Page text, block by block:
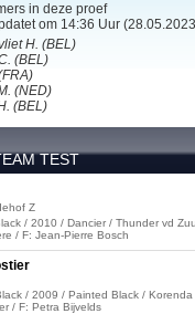
in deze proef
om 14:36 Uur
H. (BEL)
(BEL)
(NED)
(BEL)
TEST
Z
/ 2010 / Dancier / Thunder vd
/ F: Jean-Pierre Bosch
/ 2009 / Painted Black /
/ F: Petra Bijvelds